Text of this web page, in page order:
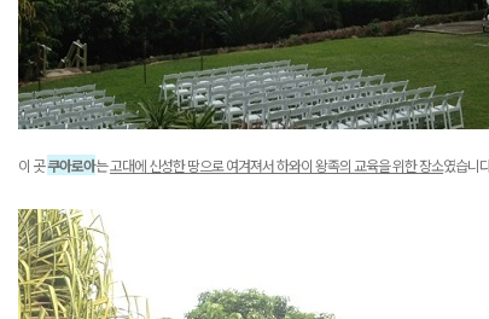
이 곳쿠아로아는고대에 신성한 땅으로 여겨져서 하와이 왕족의 교육을 위한 장소였습니